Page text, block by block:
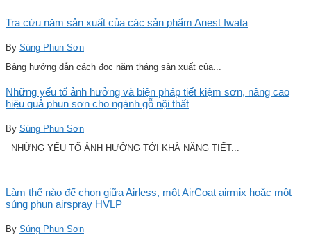
Tra cứu năm sản xuất của các sản phẩm Anest Iwata
By Súng Phun Sơn
Bảng hướng dẫn cách đọc năm tháng sản xuất của...
Những yếu tố ảnh hưởng và biện pháp tiết kiệm sơn, nâng cao
hiệu quả phun sơn cho ngành gỗ nội thất
By Súng Phun Sơn
NHỮNG YẾU TỐ ẢNH HƯỞNG TỚI KHẢ NĂNG TIẾT...
Làm thế nào để chọn giữa Airless, một AirCoat airmix hoặc một
súng phun airspray HVLP
By Súng Phun Sơn